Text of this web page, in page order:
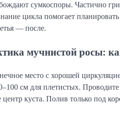
сумкоспоры. Частично
цикла помогает
— после.
мучнистой росы:
место с хорошей
см для плетистых.
куста. Полив только под